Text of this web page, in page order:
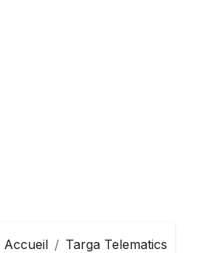
Accueil Targa Telematics